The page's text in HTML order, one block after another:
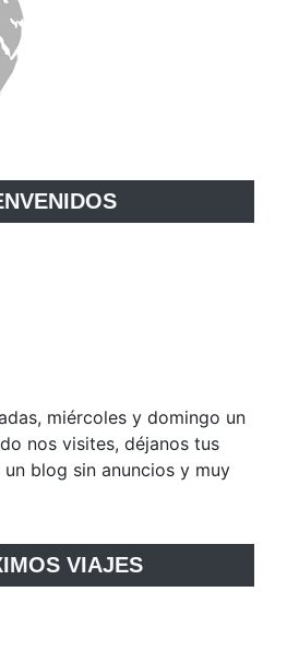
miércoles y domingo un
nos visites, déjanos tus
blog sin anuncios y muy
VIAJES